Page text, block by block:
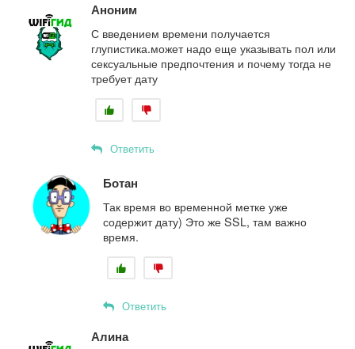
Аноним
С введением времени получается
глупистика.может надо еще указывать пол или
сексуальные предпочтения и почему тогда не
требует дату
Ответить
Ботан
Так время во временной метке уже
содержит дату) Это же SSL, там важно
время.
Ответить
Алина